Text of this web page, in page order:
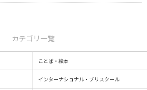
カテゴリ一覧
ことば・絵本
インターナショナル・プリスクール